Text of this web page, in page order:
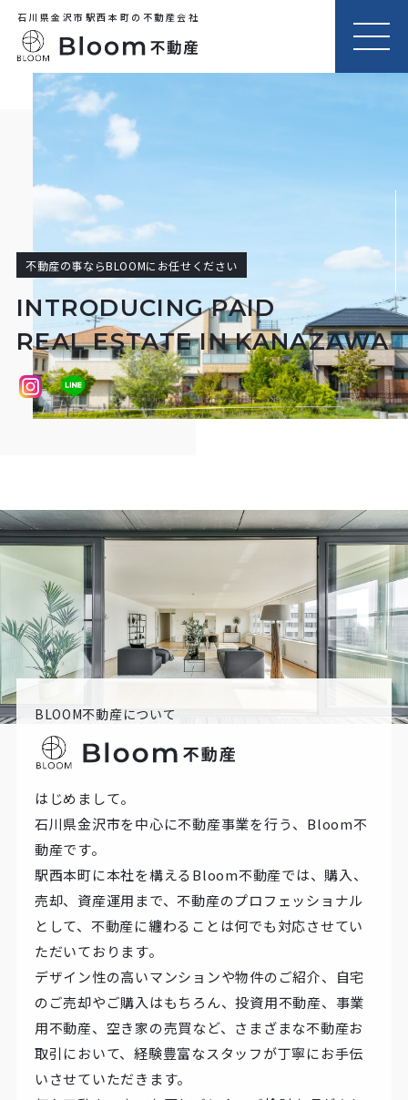
石川県金沢市駅西本町の不動産会社
MEN
U
不動産の事ならBLOOMにお任せください
INTRODUCING PAID
REAL ESTATE IN KANAZAWA
BLOOM不動産について
はじめまして。
石川県金沢市を中心に不動産事業を行う、Bloom不
動産です。
駅西本町に本社を構えるBloom不動産では、購入、
売却、資産運用まで、不動産のプロフェッショナル
として、不動産に纏わることは何でも対応させてい
ただいております。
デザイン性の高いマンションや物件のご紹介、自宅
のご売却やご購入はもちろん、投資用不動産、事業
用不動産、空き家の売買など、さまざまな不動産お
取引において、経験豊富なスタッフが丁寧にお手伝
いさせていただきます。